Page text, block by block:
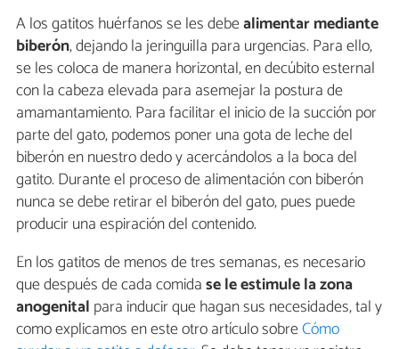
A los gatitos huérfanos se les debealimentar mediante
biberón, dejando la jeringuilla para urgencias. Para ello,
se les coloca de manera horizontal, en decúbito esternal
con la cabeza elevada para asemejar la postura de
amamantamiento. Para facilitar el inicio de la succión por
parte del gato, podemos poner una gota de leche del
biberón en nuestro dedo y acercándolos a la boca del
gatito. Durante el proceso de alimentación con biberón
nunca se debe retirar el biberón del gato, pues puede
producir una espiración del contenido.
En los gatitos de menos de tres semanas, es necesario
que después de cada comidase le estimule la zona
anogenital para inducir que hagan sus necesidades, tal y
como explicamos en este otro artículo sobreCómo